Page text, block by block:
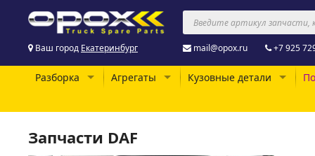
Ваш город Екатеринбург mail@opox.ru +7 925
Разборка Агрегаты Кузовные детали
Запчасти DAF